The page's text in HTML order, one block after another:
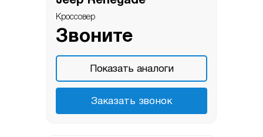
Кроссовер
Звоните
Показать аналоги
Заказать звонок